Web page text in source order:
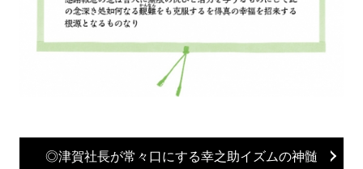
◎津賀社長が常々口にする幸之助イズムの神髄